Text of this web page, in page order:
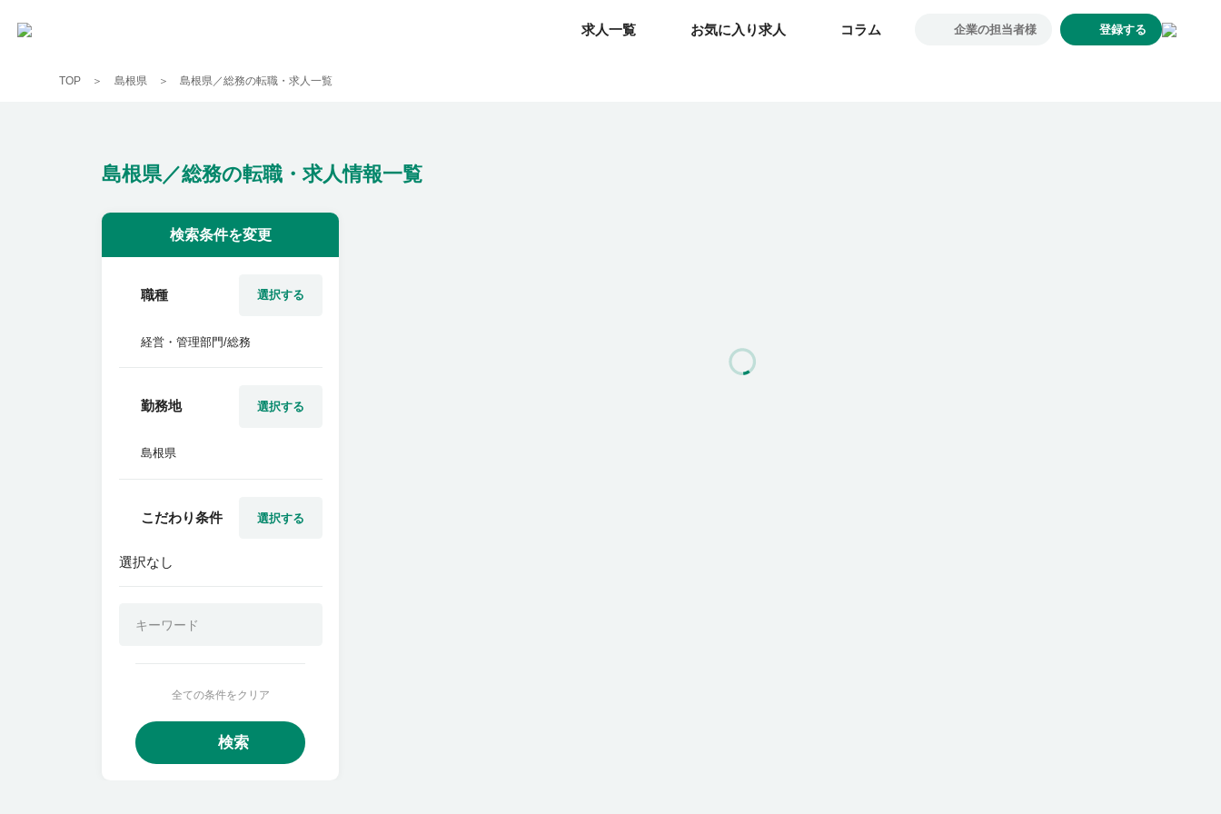
求人一覧 お気に入り求人 コラム 企業の担当者様 登録する
求人一覧 お気に入り求人 コラム 企業の担当者様 登録する
TOP 島根県 島根県／総務の転職・求人一覧
島根県／総務の転職・求人情報一覧
検索条件を変更
選択する
職種
経営・管理部門/総務
選択する
勤務地
島根県
選択する
こだわり条件
選択なし
全ての条件をクリア
検索